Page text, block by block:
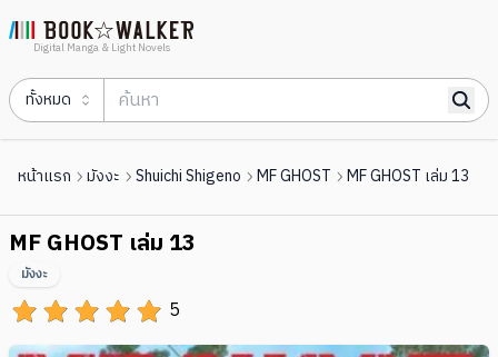
Digital Manga & Light Novels
ทั้งหมด
หน้าแรก มังงะ Shuichi Shigeno MF GHOST MF GHOST เล่ม 13
MF GHOST เล่ม 13
5
มังงะ